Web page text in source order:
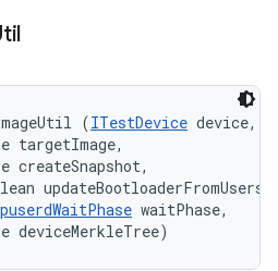
(ITestDevice device,
targetImage,
createSnapshot,
waitPhase,
deviceMerkleTree)